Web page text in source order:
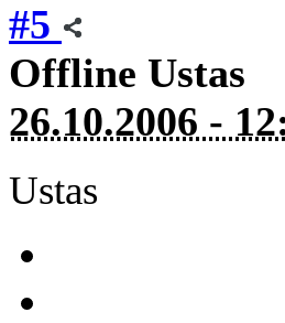
#5
Offline Ustas
26.10.2006 -
Ustas